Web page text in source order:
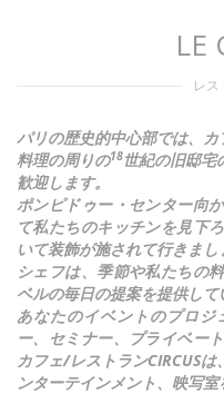
LE
レス
パリの歴史的中心部では、
料理の周りの18世紀の旧邸宅
歓迎します。
ポンピドゥー・センター向
て私たちのキッチンを見下
いて装飾が施されて行きまし
シェフは、季節や私たちの
ベルの毎日の提案を提供して
あなたのイベントのプロジ
ー、セミナー、プライベー
カフェ/レストランCIRCUS
ンターテインメント、映写室